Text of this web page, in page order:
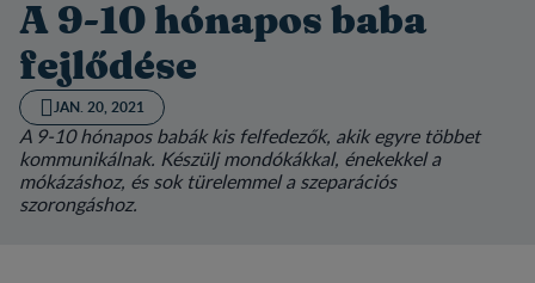
A 9-10 hónapos baba
fejlődése
JAN. 20, 2021
A 9-10 hónapos babák kis felfedezők, akik egyre többet
kommunikálnak. Készülj mondókákkal, énekekkel a
mókázáshoz, és sok türelemmel a szeparációs
szorongáshoz.